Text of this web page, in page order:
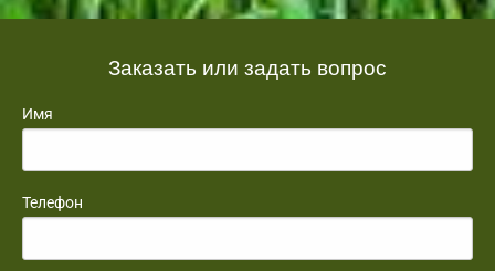
Заказать или задать вопрос
Имя
Телефон